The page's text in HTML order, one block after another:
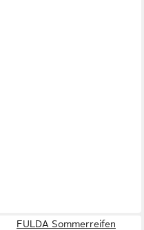
FULDA Sommerreifen